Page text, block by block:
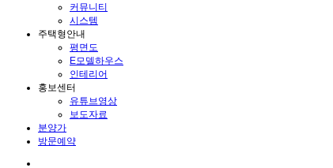
커뮤니티
시스템
주택형안내
평면도
E모델하우스
인테리어
홍보센터
유튜브영상
보도자료
분양가
방문예약